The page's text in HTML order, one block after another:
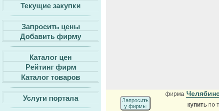
Текущие закупки
Запросить цены
Добавить фирму
Каталог цен
Рейтинг фирм
Каталог товаров
Услуги портала
Запросить
у фирмы
фирма
купить по